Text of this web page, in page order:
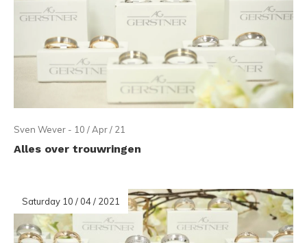
Sven Wever - 10 / Apr / 21
Alles over trouwringen
Saturday 10 / 04 / 2021